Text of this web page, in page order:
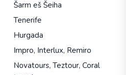
Šarm eš Šeiha
Tenerife
Hurgada
Impro, Interlux, Remiro
Novatours, Teztour, Coral